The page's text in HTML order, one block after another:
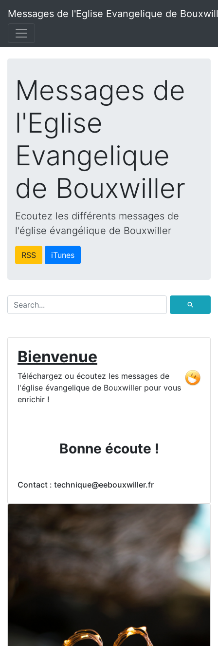
Messages de l'Eglise Evangelique de
Messages de
l'Eglise
Evangelique
de Bouxwiller
Ecoutez les différents messages de
l'église évangélique de Bouxwiller
RSS iTunes
⚲
Bienvenue
Téléchargez ou écoutez les messages de
l'église évangelique de Bouxwiller pour vous
enrichir !
Bonne écoute !
Contact : technique@eebouxwiller.fr